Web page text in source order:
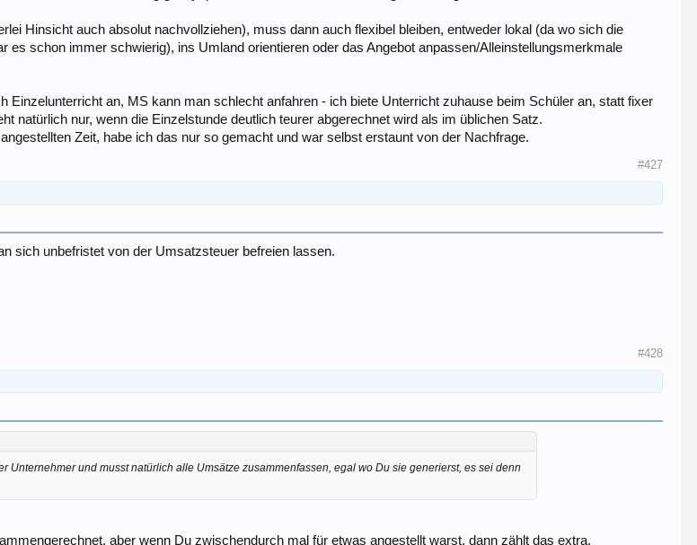
Hinsicht auch absolut nachvollziehen), muss dann auch flexibel bleiben, entweder lokal (da wo sich die
es schon immer schwierig), ins Umland orientieren oder das Angebot anpassen/Alleinstellungsmerkmale
Einzelunterricht an, MS kann man schlecht anfahren - ich biete Unterricht zuhause beim Schüler an, statt fixer
natürlich nur, wenn die Einzelstunde deutlich teurer abgerechnet wird als im üblichen Satz.
Zeit, habe ich das nur so gemacht und war selbst erstaunt von der Nachfrage.
#427
sich unbefristet von der Umsatzsteuer befreien lassen.
#428
Unternehmer und musst natürlich alle Umsätze zusammenfassen, egal wo Du sie generierst, es sei denn
aber wenn Du zwischendurch mal für etwas angestellt warst, dann zählt das extra.